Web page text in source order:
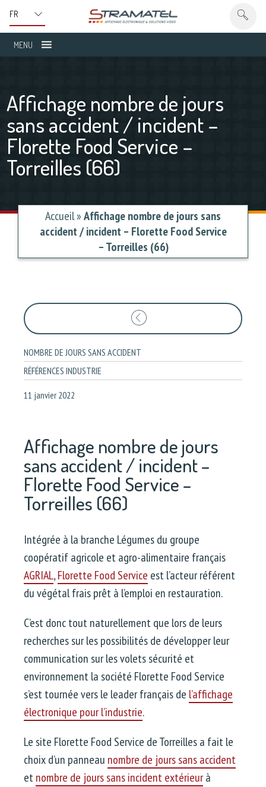
MENU
Affichage nombre de jours
sans accident / incident –
Florette Food Service –
Torreilles (66)
Accueil»Affichage nombre de jours sans
accident / incident – Florette Food Service
– Torreilles (66)
NOMBRE DE JOURS SANS ACCIDENT
RÉFÉRENCES INDUSTRIE
11 janvier 2022
Affichage nombre de jours
sans accident / incident –
Florette Food Service –
Torreilles (66)
Intégrée à la branche Légumes du groupe
coopératif agricole et agro-alimentaire français
AGRIAL,Florette Food Service est l’acteur référent
du végétal frais prêt à l’emploi en restauration.
C’est donc tout naturellement que lors de leurs
recherches sur les possibilités de développer leur
communication sur les volets sécurité et
environnement la société Florette Food Service
s’est tournée vers le leader français de l’affichage
électronique pour l’industrie.
Le site Florette Food Service de Torreilles a fait le
choix d’un panneau nombre de jours sans accident
etnombre de jours sans incident extérieurà